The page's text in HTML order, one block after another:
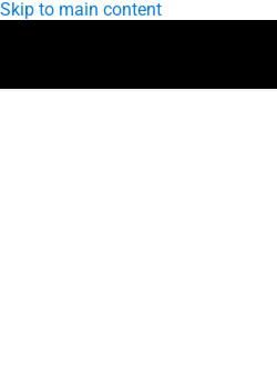
Skip to main content